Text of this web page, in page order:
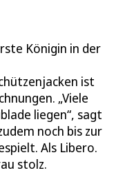
Königin in der
ist
„Viele
liegen“, sagt
noch bis zur
Als Libero.
stolz.